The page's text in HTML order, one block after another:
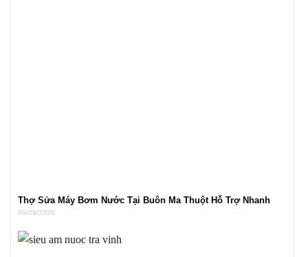
Thợ Sửa Máy Bơm Nước Tại Buôn Ma Thuột Hỗ Trợ Nhanh
08/08/2026